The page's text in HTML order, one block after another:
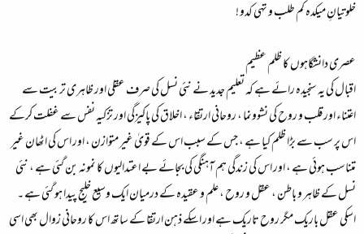
خلوتیانِ میکدہ کم طلب و تہی کدو !
عصری دانشگاہوں کا ظلم عظیم
اقبال کی یہ سنجیدہ رائے ہے کہ تعلیم جدید نے نئی نسل کی صرف عقلی اور ظاہری تربیت سے
اعتناء اور قلب و روح کی نشوونما ، روحانی ارتقاء ، اخلاق کی پاکیزگی اور تزکیہ نفس سے غفلت کرکے
اس پر سب سے بڑا ظلم کیا ہے ، جس کے سبب اس کے قویٰ غیر متوازن ، اور اس کی اٹھان غیر
متناسب ہوئی ہے ، اور اس کی زندگی ہم آہنگی کی بجائے بے اعتدالیوں کا نمونہ بن گئی ہے ، نئی
نسل کے ظاہر و باطن ، عقل و روح ، علم و عقیدہ کے درمیان ایک وسیع خلیج پیدا ہو گئی ہے ۔
اسکی عقل باریک مگر روح تاریک ہے اور اسکے ذہن ارتقا کے ساتھ اس کا روحانی زوال بھی اسی